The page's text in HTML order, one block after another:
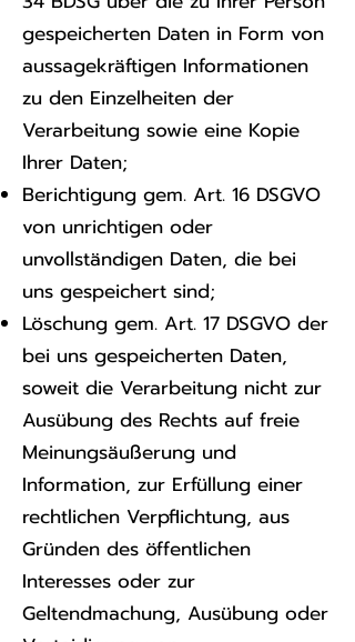
gespeicherten Daten in Form von
aussagekräftigen Informationen
zu den Einzelheiten der
Verarbeitung sowie eine Kopie
Ihrer Daten;
Berichtigung gem. Art. 16 DSGVO
von unrichtigen oder
unvollständigen Daten, die bei
uns gespeichert sind;
Löschung gem. Art. 17 DSGVO der
bei uns gespeicherten Daten,
soweit die Verarbeitung nicht zur
Ausübung des Rechts auf freie
Meinungsäußerung und
Information, zur Erfüllung einer
rechtlichen Verpflichtung, aus
Gründen des öffentlichen
Interesses oder zur
Geltendmachung, Ausübung oder